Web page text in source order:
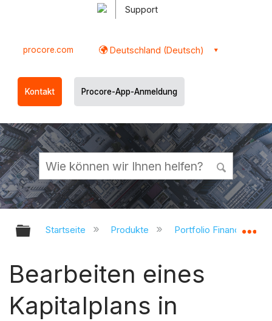
Support
procore.com Deutschland (Deutsch)
Kontakt Procore-App-Anmeldung
Globale Hierarchie auf- und
Startseite Produkte Portfolio Financials
Bearbeiten eines
Kapitalplans in